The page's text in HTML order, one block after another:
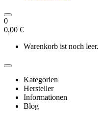
0
0,00 €
Warenkorb ist noch leer.
Kategorien
Hersteller
Informationen
Blog